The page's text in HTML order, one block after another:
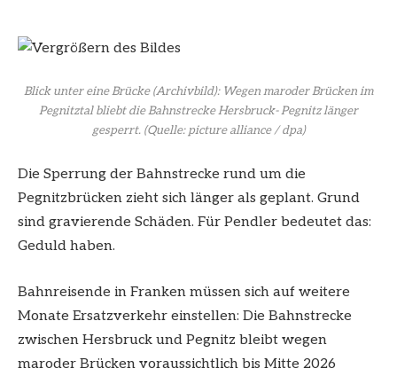
Blick unter eine Brücke (Archivbild): Wegen maroder Brücken im
Pegnitztal bliebt die Bahnstrecke Hersbruck- Pegnitz länger
gesperrt.(Quelle: picture alliance / dpa)
Die Sperrung der Bahnstrecke rund um die
Pegnitzbrücken zieht sich länger als geplant. Grund
sind gravierende Schäden. Für Pendler bedeutet das:
Geduld haben.
Bahnreisende in Franken müssen sich auf weitere
Monate Ersatzverkehr einstellen: Die Bahnstrecke
zwischen Hersbruck und Pegnitz bleibt wegen
maroder Brücken voraussichtlich bis Mitte 2026